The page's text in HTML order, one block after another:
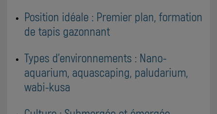
Position idéale : Premier plan, formation
de tapis gazonnant
Types d'environnements : Nano-
aquarium, aquascaping, paludarium,
wabi-kusa